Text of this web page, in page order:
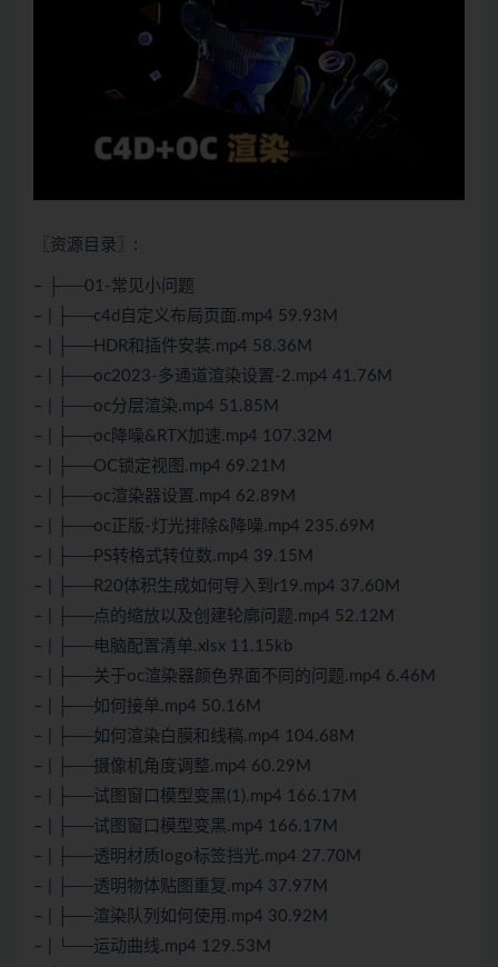
〖资源目录〗:
– ├──01-常见小问题
– | ├──c4d自定义布局页面.mp4 59.93M
– | ├──HDR和插件安装.mp4 58.36M
– | ├──oc2023-多通道渲染设置-2.mp4 41.76M
– | ├──oc分层渲染.mp4 51.85M
– | ├──oc降噪&RTX加速.mp4 107.32M
– | ├──OC锁定视图.mp4 69.21M
– | ├──oc渲染器设置.mp4 62.89M
– | ├──oc正版-灯光排除&降噪.mp4 235.69M
– | ├──PS转格式转位数.mp4 39.15M
– | ├──R20体积生成如何导入到r19.mp4 37.60M
– | ├──点的缩放以及创建轮廓问题.mp4 52.12M
– | ├──电脑配置清单.xlsx 11.15kb
– | ├──关于oc渲染器颜色界面不同的问题.mp4 6.46M
– | ├──如何接单.mp4 50.16M
– | ├──如何渲染白膜和线稿.mp4 104.68M
– | ├──摄像机角度调整.mp4 60.29M
– | ├──试图窗口模型变黑(1).mp4 166.17M
– | ├──试图窗口模型变黑.mp4 166.17M
– | ├──透明材质logo标签挡光.mp4 27.70M
– | ├──透明物体贴图重复.mp4 37.97M
– | ├──渲染队列如何使用.mp4 30.92M
– | └──运动曲线.mp4 129.53M